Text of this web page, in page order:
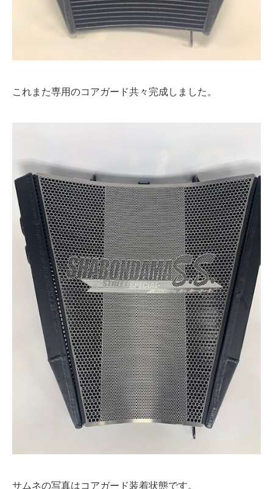
これまた専用のコアガード共々完成しました。
サムネの写真はコアガード装着状態です。